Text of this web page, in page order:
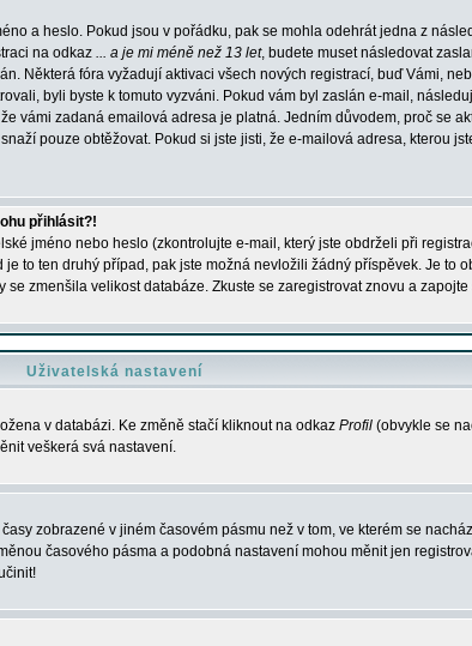
a heslo. Pokud jsou v pořádku, pak se mohla odehrát jedna z
na odkaz ... a je mi méně než 13 let, budete muset následovat
Některá fóra vyžadují aktivaci všech nových registrací, buď Vámi,
byli byste k tomuto vyzváni. Pokud vám byl zaslán e-mail,
vámi zadaná emailová adresa je platná. Jedním důvodem, proč se
pouze obtěžovat. Pokud si jste jisti, že e-mailová adresa, kterou
přihlásit?!
jméno nebo heslo (zkontrolujte e-mail, který jste obdrželi při
to ten druhý případ, pak jste možná nevložili žádný příspěvek. Je to
zmenšila velikost databáze. Zkuste se zaregistrovat znovu a
Uživatelská nastavení
v databázi. Ke změně stačí kliknout na odkaz Profil (obvykle se
veškerá svá nastavení.
zobrazené v jiném časovém pásmu než v tom, ve kterém se
časového pásma a podobná nastavení mohou měnit jen